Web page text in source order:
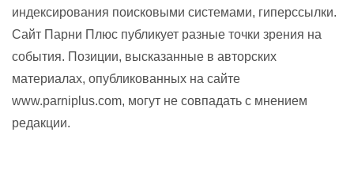
индексирования поисковыми системами, гиперссылки.
Сайт Парни Плюс публикует разные точки зрения на
события. Позиции, высказанные в авторских
материалах, опубликованных на сайте
www.parniplus.com, могут не совпадать с мнением
редакции.